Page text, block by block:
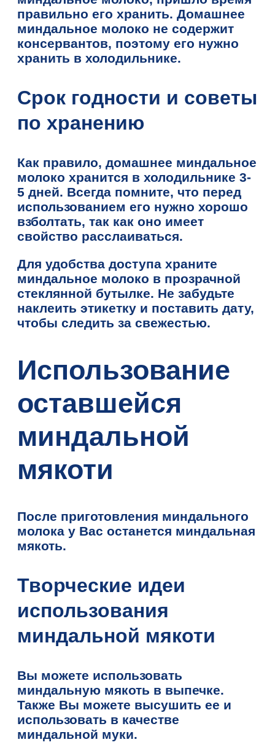
правильно его хранить. Домашнее
миндальное молоко не содержит
консервантов, поэтому его нужно
хранить в холодильнике.
Срок годности и советы
по хранению
Как правило, домашнее миндальное
молоко хранится в холодильнике 3-
5 дней. Всегда помните, что перед
использованием его нужно хорошо
взболтать, так как оно имеет
свойство расслаиваться.
Для удобства доступа храните
миндальное молоко в прозрачной
стеклянной бутылке. Не забудьте
наклеить этикетку и поставить дату,
чтобы следить за свежестью.
Использование
оставшейся
миндальной
мякоти
После приготовления миндального
молока у Вас останется миндальная
мякоть.
Творческие идеи
использования
миндальной мякоти
Вы можете использовать
миндальную мякоть в выпечке.
Также Вы можете высушить ее и
использовать в качестве
миндальной муки.